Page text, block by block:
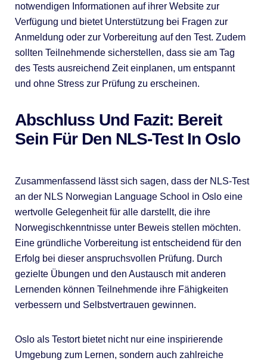
notwendigen Informationen auf ihrer Website zur
Verfügung und bietet Unterstützung bei Fragen zur
Anmeldung oder zur Vorbereitung auf den Test. Zudem
sollten Teilnehmende sicherstellen, dass sie am Tag
des Tests ausreichend Zeit einplanen, um entspannt
und ohne Stress zur Prüfung zu erscheinen.
Abschluss Und Fazit: Bereit
Sein Für Den NLS-Test In Oslo
Zusammenfassend lässt sich sagen, dass der NLS-Test
an der NLS Norwegian Language School in Oslo eine
wertvolle Gelegenheit für alle darstellt, die ihre
Norwegischkenntnisse unter Beweis stellen möchten.
Eine gründliche Vorbereitung ist entscheidend für den
Erfolg bei dieser anspruchsvollen Prüfung. Durch
gezielte Übungen und den Austausch mit anderen
Lernenden können Teilnehmende ihre Fähigkeiten
verbessern und Selbstvertrauen gewinnen.
Oslo als Testort bietet nicht nur eine inspirierende
Umgebung zum Lernen, sondern auch zahlreiche